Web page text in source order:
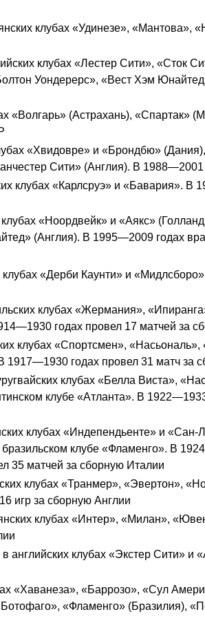
клубах «Удинезе»,
клубах «Лестер Сити», «Сток
Уондерерс», «Вест Хэм
«Волгарь» (Астрахань), «Спартак»
«Хвидовре» и «Брондбю»
Сити» (Англия). В
клубах «Карлсруэ» и «Бавария». В
«Ноордвейк» и «Аякс»
(Англия). В 1995—2009 годах
«Дерби Каунти» и
клубах «Жермания»,
годах провел 17 матчей за
клубах «Спортсмен», «Насьональ»,
годах провел 31 матч за
клубах «Белла Виста»,
клубе «Атланта». В
клубах «Индепендьенте» и «Сан-
клубе «Фламенго». В
35 матчей за сборную Италии
клубах «Транмер», «Эвертон»,
игр за сборную Англии
клубах «Интер», «Милан»,
клубах «Экстер Сити» и
«Хаванеза», «Баррозо», «Сул
«Фламенго» (Бразилия),